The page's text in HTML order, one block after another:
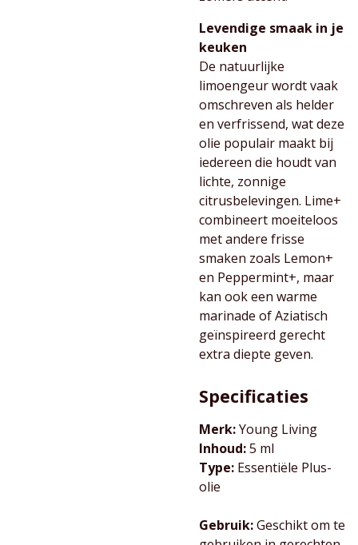
Levendige smaak in je
keuken
De natuurlijke
limoengeur wordt vaak
omschreven als helder
en verfrissend, wat deze
olie populair maakt bij
iedereen die houdt van
lichte, zonnige
citrusbelevingen. Lime+
combineert moeiteloos
met andere frisse
smaken zoals Lemon+
en Peppermint+, maar
kan ook een warme
marinade of Aziatisch
geïnspireerd gerecht
extra diepte geven.
Specificaties
Merk:Young Living
Inhoud:5 ml
Type: Essentiële Plus-
olie
Gebruik:Geschikt om te